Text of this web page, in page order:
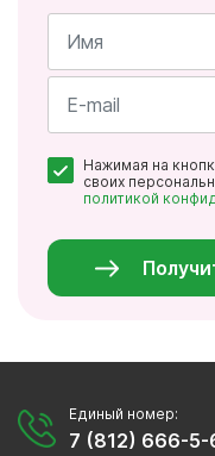
Имя
*
Нажимая на
своих
политикой
Единый номер:
7 (812) 666-5-